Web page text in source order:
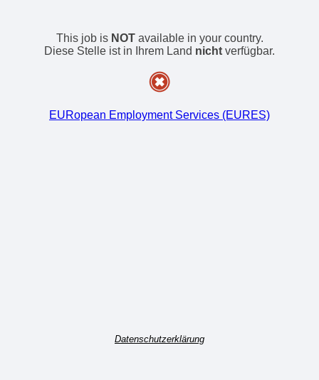
This job is NOTavailable in your country.
Diese Stelle ist in Ihrem Land nicht verfügbar.
EURopean Employment Services (EURES)
Datenschutzerklärung